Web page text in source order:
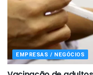
EMPRESAS / NEGÓCIOS